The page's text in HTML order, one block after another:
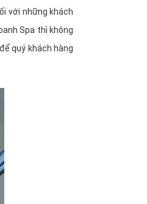
với những khách
Spa thì không
để quý khách hàng